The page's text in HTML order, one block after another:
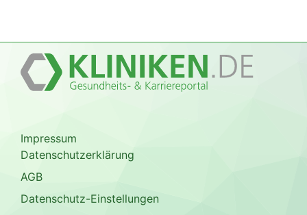
Impressum
Datenschutzerklärung
AGB
Datenschutz-Einstellungen